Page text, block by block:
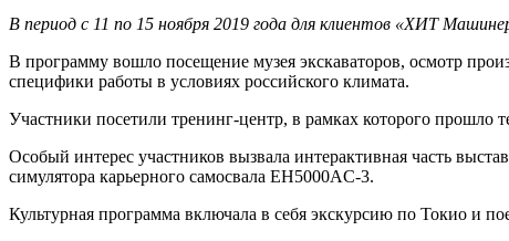
В период с 11 по 15 ноября 2019 года для клиентов «ХИТ
В программу вошло посещение музея экскаваторов, осмотр
специфики работы в условиях российского климата.
Участники посетили тренинг-центр, в рамках которого
Особый интерес участников вызвала интерактивная часть
симулятора карьерного самосвала EH5000AC-3.
Культурная программа включала в себя экскурсию по Токио и